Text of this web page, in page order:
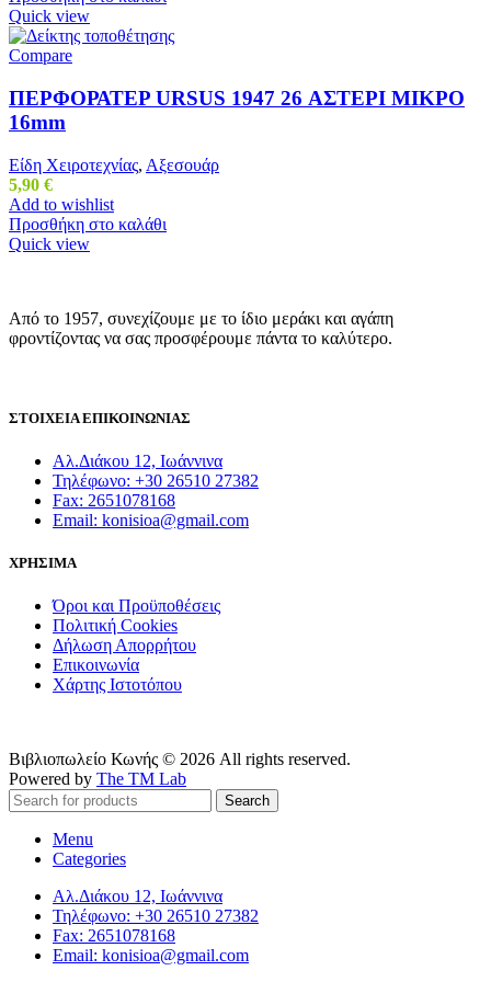
Quick view
Compare
ΠΕΡΦΟΡΑΤΕΡ URSUS 1947 26 ΑΣΤΕΡΙ ΜΙΚΡΟ
16mm
Είδη Χειροτεχνίας, Αξεσουάρ
5,90 €
Add to wishlist
Προσθήκη στο καλάθι
Quick view
Από το 1957, συνεχίζουμε με το ίδιο μεράκι και αγάπη
φροντίζοντας να σας προσφέρουμε πάντα το καλύτερο.
ΣΤΟΙΧΕΙΑ ΕΠΙΚΟΙΝΩΝΙΑΣ
Αλ.Διάκου 12, Ιωάννινα
Τηλέφωνο: +30 26510 27382
Fax: 2651078168
Email: konisioa@gmail.com
ΧΡΗΣΙΜΑ
Όροι και Προϋποθέσεις
Πολιτική Cookies
Δήλωση Απορρήτου
Επικοινωνία
Χάρτης Ιστοτόπου
Βιβλιοπωλείο Κωνής © 2026 All rights reserved.
Powered by The TM Lab
Search
Menu
Categories
Αλ.Διάκου 12, Ιωάννινα
Τηλέφωνο: +30 26510 27382
Fax: 2651078168
Email: konisioa@gmail.com